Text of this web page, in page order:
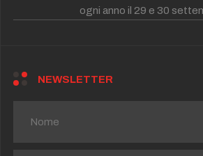
ogni anno il 29 e 30
NEWSLETTER